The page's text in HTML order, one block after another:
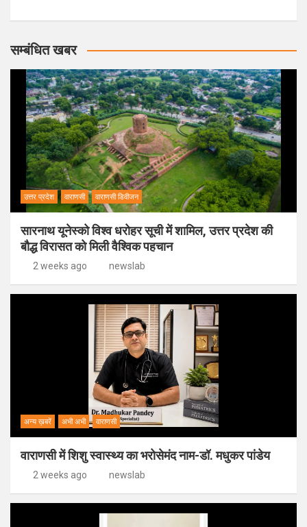
सम्बंधित खबर
उत्तर प्रदेश वाराणसी वाराणसी डिवीजन
सारनाथ यूनेस्को विश्व धरोहर सूची में शामिल, उत्तर प्रदेश की
बौद्ध विरासत को मिली वैश्विक पहचान
2 weeks ago newslab
अन्य ख़बरें अभी अभी वाराणसी
वाराणसी में शिशु स्वास्थ्य का भरोसेमंद नाम-डॉ. मधुकर पांडेय
2 weeks ago newslab